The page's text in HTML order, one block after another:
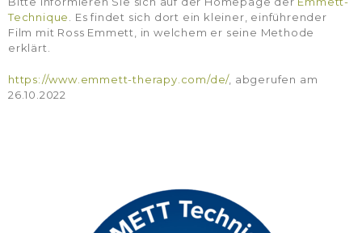
Technique
. Es findet sich dort ein kleiner, einführender
Film mit Ross Emmett, in welchem er seine Methode
erklärt.
https://www.emmett-therapy.com/de/, abgerufen am
26.10.2022